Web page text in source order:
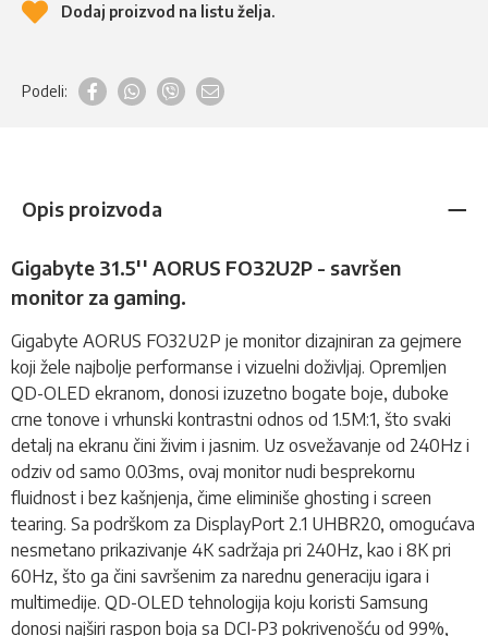
Dodaj proizvod na listu želja.
Podeli:
Opis proizvoda
Gigabyte 31.5'' AORUS FO32U2P - savršen
monitor za gaming.
Gigabyte AORUS FO32U2P je monitordizajniran za gejmere
koji žele najbolje performanse i vizuelni doživljaj. Opremljen
QD-OLED ekranom, donosi izuzetno bogate boje, duboke
crne tonove i vrhunski kontrastni odnos od 1.5M:1, što svaki
detalj na ekranu čini živim i jasnim. Uz osvežavanje od 240Hz i
odziv od samo 0.03ms, ovaj monitor nudi besprekornu
fluidnost i bez kašnjenja, čime eliminiše ghosting i screen
tearing. Sa podrškom za DisplayPort 2.1 UHBR20, omogućava
nesmetano prikazivanje 4K sadržaja pri 240Hz, kao i 8K pri
60Hz, što ga čini savršenim za narednu generaciju igara i
multimedije. QD-OLED tehnologija koju koristi Samsung
donosi najširi raspon boja sa DCI-P3 pokrivenošću od 99%,